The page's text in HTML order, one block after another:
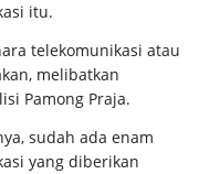
itu.
telekomunikasi atau
melibatkan
Pamong Praja.
sudah ada enam
yang diberikan